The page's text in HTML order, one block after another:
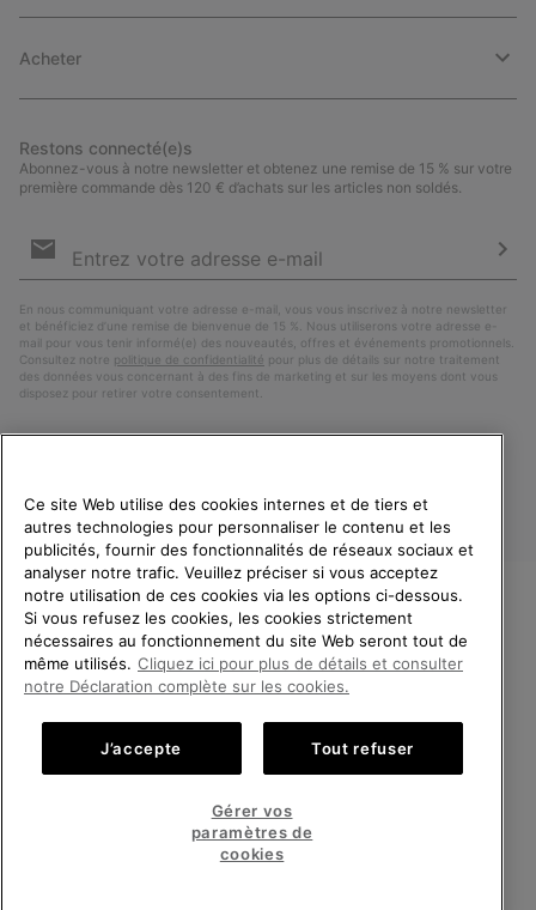
Acheter
Restons connecté(e)s
Abonnez-vous à notre newsletter et obtenez une remise de 15 % sur votre
première commande dès 120 € d’achats sur les articles non soldés.
par
En nous communiquant votre adresse e-mail, vous vous inscrivez à notre newsletter
et bénéficiez d’une remise de bienvenue de 15 %. Nous utiliserons votre adresse e-
mail pour vous tenir informé(e) des nouveautés, offres et événements promotionnels.
Consultez notre politique de confidentialité pour plus de détails sur notre traitement
des données vous concernant à des fins de marketing et sur les moyens dont vous
disposez pour retirer votre consentement.
France
©2026 SOREL. Tous droits réservés.
Conditions Générales de Vente Garanties Légales
Impressum Public CBCR
Service client: Lun - Sam de 9h à 13h et de 14h à 18h
BIENVENUE CHEZ SOREL.
VEUILLEZ SÉLECTIONNER
VOTRE PAYS DE LIVRAISON.
Achats en ligne disponibles
Ce site Web utilise des cookies internes et de tiers et
autres technologies pour personnaliser le contenu et les
publicités, fournir des fonctionnalités de réseaux sociaux et
analyser notre trafic. Veuillez préciser si vous acceptez
notre utilisation de ces cookies via les options ci-dessous.
Si vous refusez les cookies, les cookies strictement
nécessaires au fonctionnement du site Web seront tout de
même utilisés. Cliquez ici pour plus de détails et consulter
notre Déclaration complète sur les cookies.
J’accepte Tout refuser
Gérer vos
paramètres de
cookies